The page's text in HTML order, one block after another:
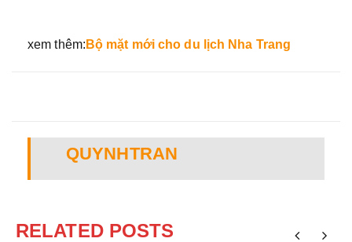
xem thêm: Bộ mặt mới cho du lịch Nha Trang
QUYNHTRAN
RELATED POSTS